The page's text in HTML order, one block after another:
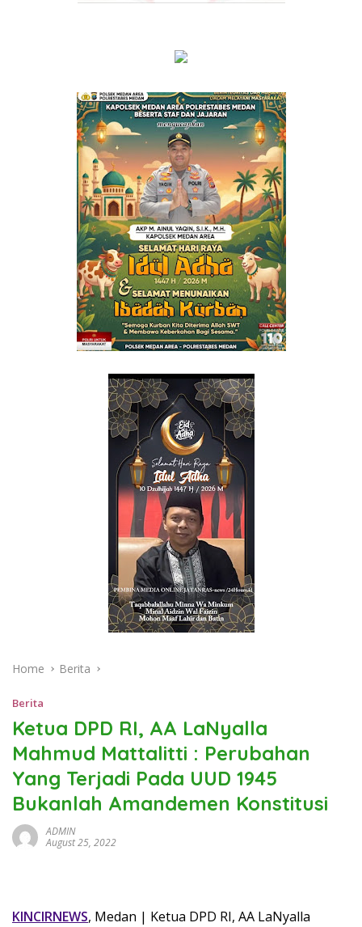
Home Berita
Berita
Ketua DPD RI, AA LaNyalla
Mahmud Mattalitti : Perubahan
Yang Terjadi Pada UUD 1945
Bukanlah Amandemen Konstitusi
ADMIN
August 25, 2022
KINCIRNEWS, Medan | Ketua DPD RI, AA LaNyalla